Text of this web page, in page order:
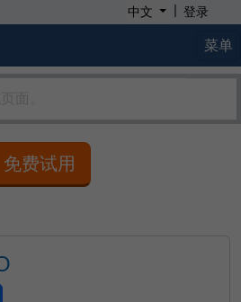
中文 | 登录
菜单
免费试用